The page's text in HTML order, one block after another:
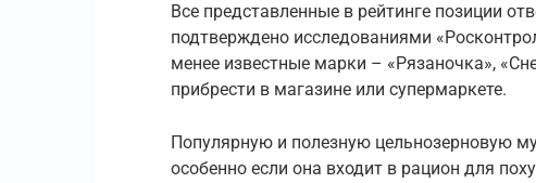
Все представленные в рейтинге позиции
подтверждено исследованиями
менее известные марки – «Рязаночка»,
прибрести в магазине или супермаркете.
Популярную и полезную цельнозерновую
особенно если она входит в рацион для